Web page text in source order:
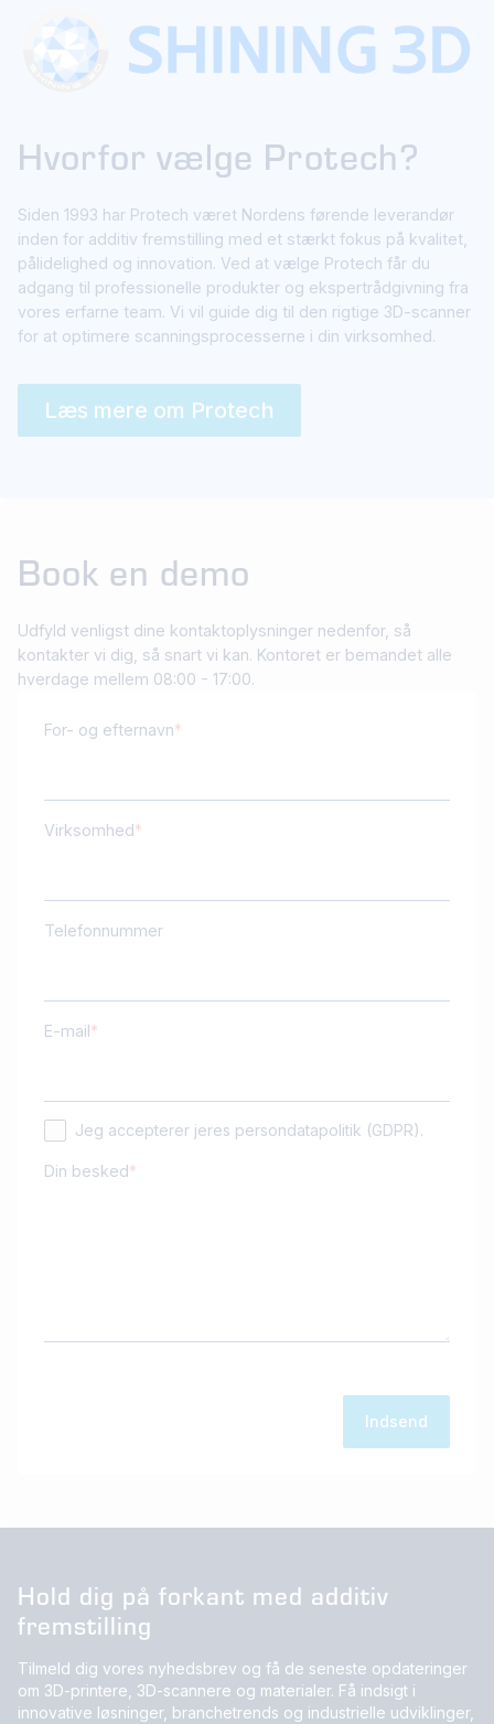
Hvorfor vælge Protech?
Siden 1993 har Protech været Nordens førende leverandør
inden for additiv fremstilling med et stærkt fokus på kvalitet,
pålidelighed og innovation. Ved at vælge Protech får du
adgang til professionelle produkter og ekspertrådgivning fra
vores erfarne team. Vi vil guide dig til den rigtige 3D-scanner
for at optimere scanningsprocesserne i din virksomhed.
Læs mere om Protech
Book en demo
Udfyld venligst dine kontaktoplysninger nedenfor, så
kontakter vi dig, så snart vi kan. Kontoret er bemandet alle
hverdage mellem 08:00 - 17:00.
For- og efternavn
Virksomhed
Telefonnummer
E-mail
Jeg accepterer jeres persondatapolitik (GDPR).
Din besked
Hold dig på forkant med additiv
fremstilling
Tilmeld dig vores nyhedsbrev og få de seneste opdateringer
om 3D-printere, 3D-scannere og materialer. Få indsigt i
innovative løsninger, branchetrends og industrielle udviklinger,